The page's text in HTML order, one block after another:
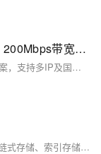
阿里云轻量应用服务器收费标准价格表：200Mbps带宽、CPU内存及存储配置详解
阿里云香港轻量应用服务器，200Mbps带宽，免备案，支持多IP及国际线路，月租25元起，年付享8.5折优惠，适用于网站、应用等多种场景。
数据结构在内存中的存储方式主要包括连续存储、链式存储、索引存储和散列存储。连续存储如数组，数据元素按顺序连续存放，访问速度快但扩展性差；链式存储如链表，通过指针连接分散的节点，便于插入删除但访问效率低；索引存储通过索引表提高查找效率，常用于数据库系统；散列存储如哈希表，通过哈希函数实现快速存取，但需处理冲突。不同场景下应根据访问模式、数据规模和操作频率选择合适的存储结构，甚至结合多种方式以达到最优性能。掌握这些存储机制是构建高效程序和理解高级数据结构的基础。